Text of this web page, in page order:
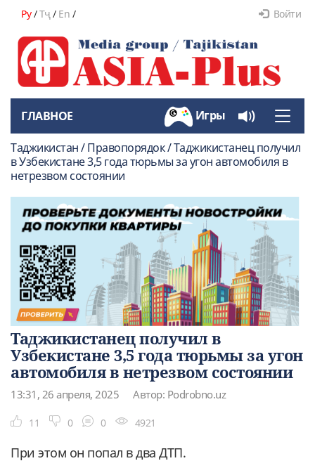
Ру/Тҷ/ En / Войти
Toggle
ГЛАВНОЕ Игры
Таджикистан / Правопорядок / Таджикистанец получил
в Узбекистане 3,5 года тюрьмы за угон автомобиля в
нетрезвом состоянии
Таджикистанец получил в
Узбекистане 3,5 года тюрьмы за угон
автомобиля в нетрезвом состоянии
13:31, 26 апреля, 2025 Автор: Podrobno.uz
11 0 0 4921
При этом он попал в два ДТП.